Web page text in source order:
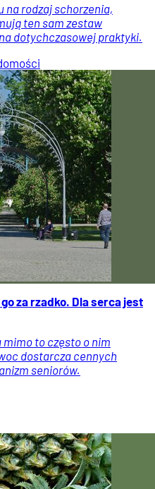
na rodzaj schorzenia,
ten sam zestaw
dotychczasowej praktyki.
za rzadko. Dla serca jest
mimo to często o nim
dostarcza cennych
seniorów.